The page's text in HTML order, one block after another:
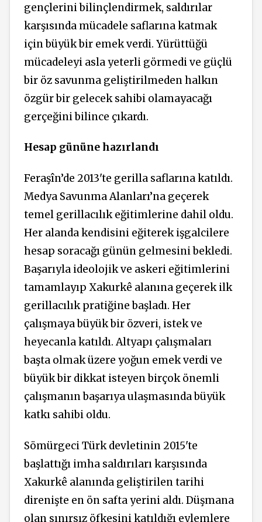
gençlerini bilinçlendirmek, saldırılar
karşısında mücadele saflarına katmak
için büyük bir emek verdi. Yürüttüğü
mücadeleyi asla yeterli görmedi ve güçlü
bir öz savunma geliştirilmeden halkın
özgür bir gelecek sahibi olamayacağı
gerçeğini bilince çıkardı.
Hesap gününe hazırlandı
Feraşîn’de 2013'te gerilla saflarına katıldı.
Medya Savunma Alanları’na geçerek
temel gerillacılık eğitimlerine dahil oldu.
Her alanda kendisini eğiterek işgalcilere
hesap soracağı günün gelmesini bekledi.
Başarıyla ideolojik ve askeri eğitimlerini
tamamlayıp Xakurkê alanına geçerek ilk
gerillacılık pratiğine başladı. Her
çalışmaya büyük bir özveri, istek ve
heyecanla katıldı. Altyapı çalışmaları
başta olmak üzere yoğun emek verdi ve
büyük bir dikkat isteyen birçok önemli
çalışmanın başarıya ulaşmasında büyük
katkı sahibi oldu.
Sömürgeci Türk devletinin 2015'te
başlattığı imha saldırıları karşısında
Xakurkê alanında geliştirilen tarihi
direnişte en ön safta yerini aldı. Düşmana
olan sınırsız öfkesini katıldığı eylemlere